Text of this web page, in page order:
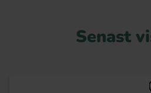
Senast